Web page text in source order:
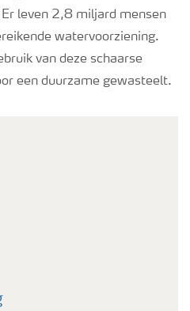
leven 2,8 miljard mensen
watervoorziening.
van deze schaarse
een duurzame gewasteelt.